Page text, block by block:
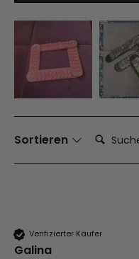
Sortieren Suchen:
Verifizierter Käufer
Galina